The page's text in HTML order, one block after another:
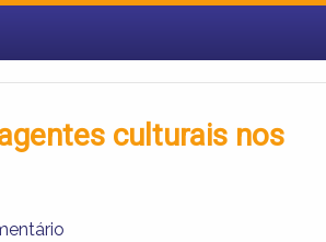
culturais nos